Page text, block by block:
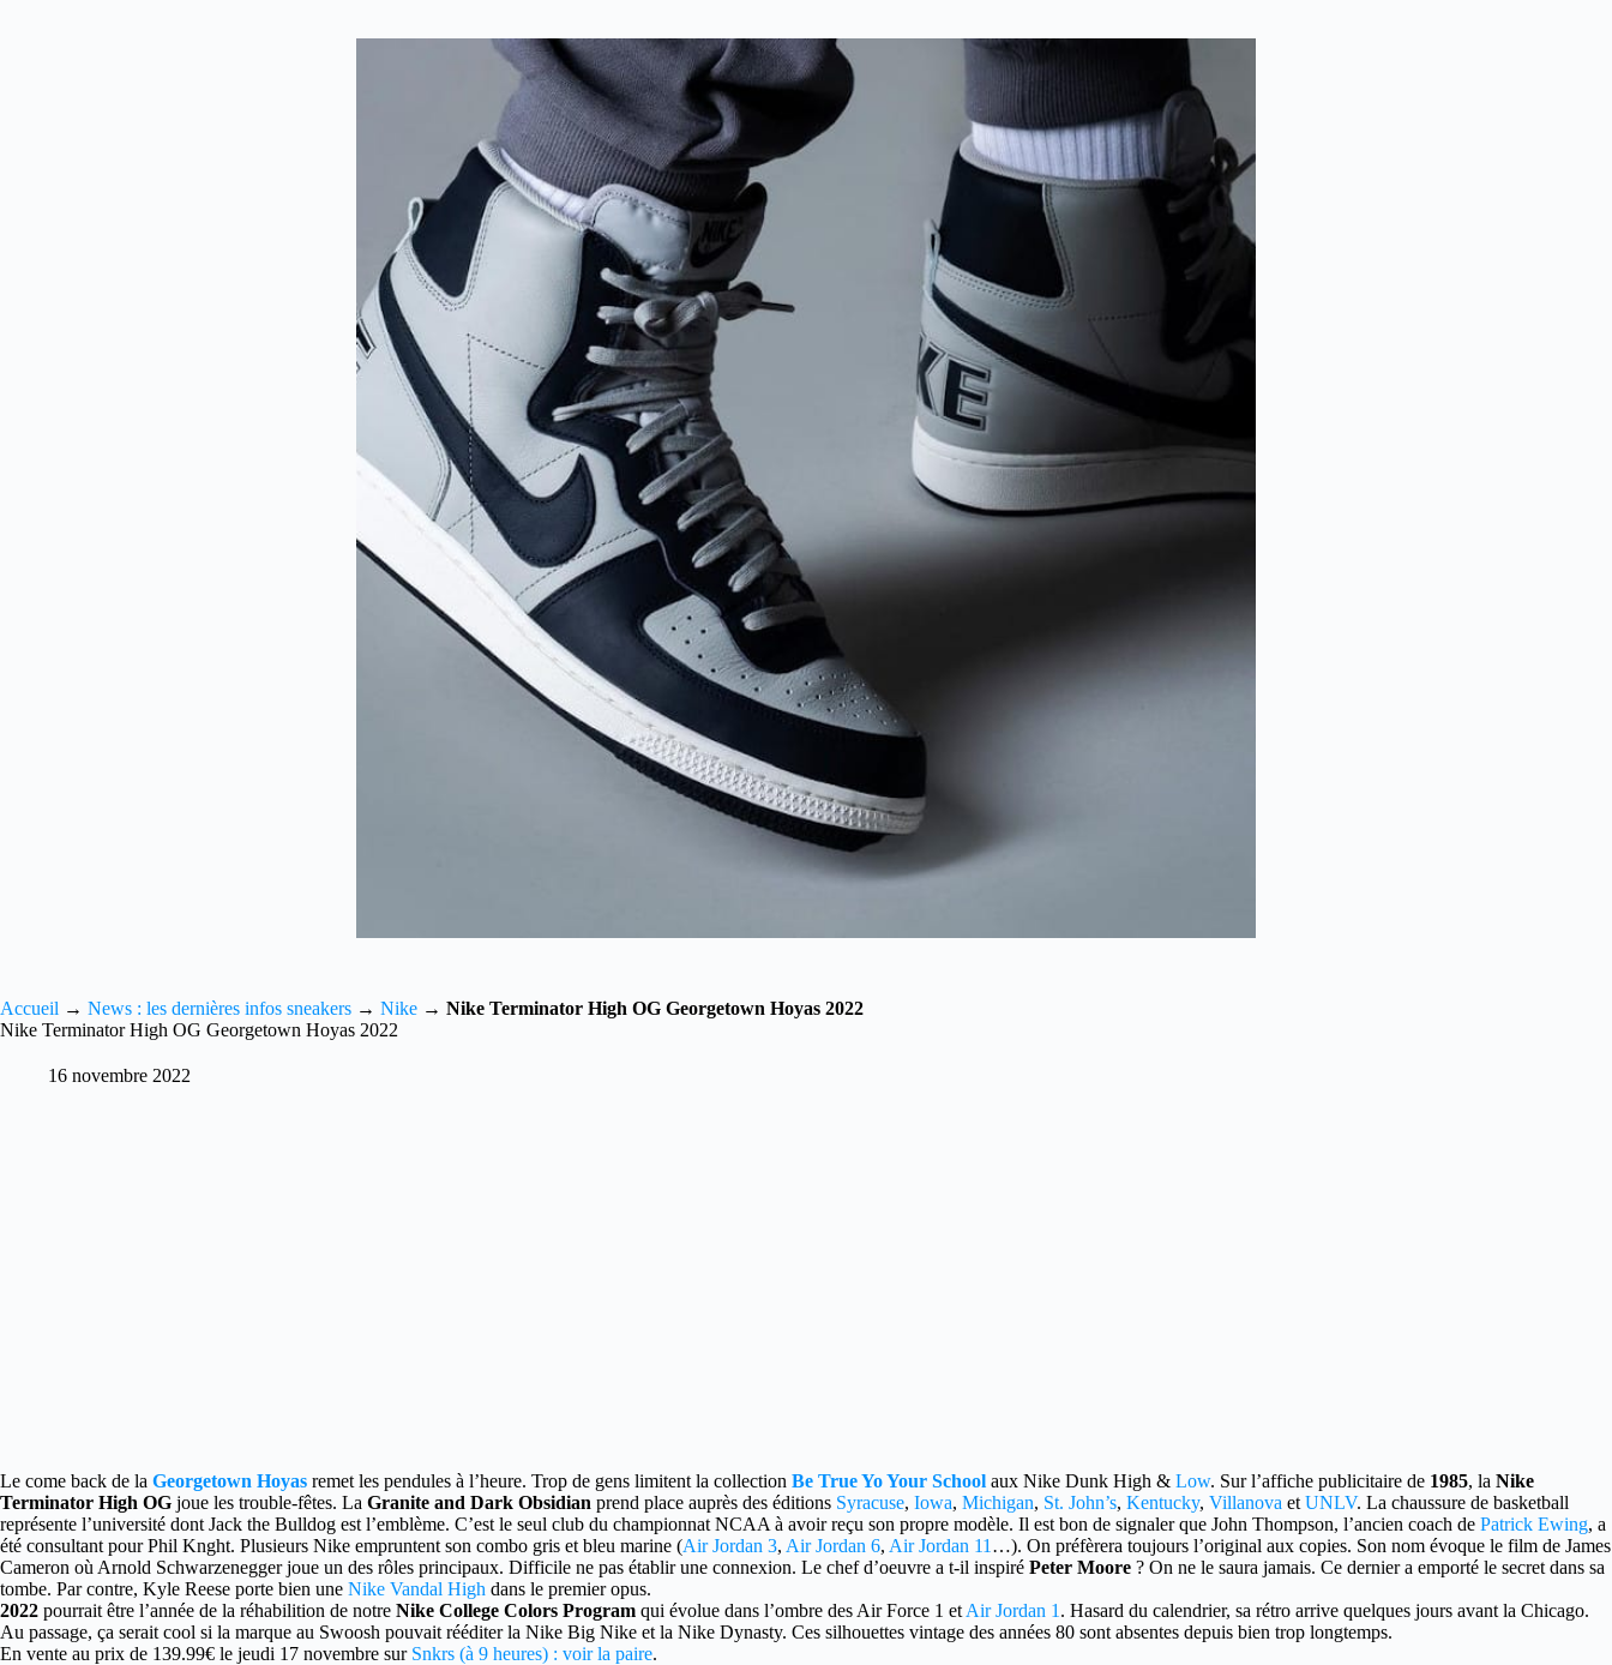
Accueil → News : les dernières infos sneakers → Nike → Nike Terminator High OG Georgetown Hoyas 2022
Nike Terminator High OG Georgetown Hoyas 2022
16 novembre 2022
Le come back de la Georgetown Hoyas remet les pendules à l’heure. Trop de gens limitent la collection Be True Yo Your School aux Nike Dunk High & Low. Sur l’affiche publicitaire de 1985, la Nike
Terminator High OG joue les trouble-fêtes. La Granite and Dark Obsidian prend place auprès des éditions Syracuse, Iowa, Michigan, St. John’s, Kentucky, Villanova et UNLV. La chaussure de basketball
représente l’université dont Jack the Bulldog est l’emblème. C’est le seul club du championnat NCAA à avoir reçu son propre modèle. Il est bon de signaler que John Thompson, l’ancien coach de Patrick Ewing, a
été consultant pour Phil Knght. Plusieurs Nike empruntent son combo gris et bleu marine (Air Jordan 3, Air Jordan 6, Air Jordan 11 …). On préfèrera toujours l’original aux copies. Son nom évoque le film de James
Cameron où Arnold Schwarzenegger joue un des rôles principaux. Difficile ne pas établir une connexion. Le chef d’oeuvre a t-il inspiré Peter Moore ? On ne le saura jamais. Ce dernier a emporté le secret dans sa
tombe. Par contre, Kyle Reese porte bien une Nike Vandal High dans le premier opus.
2022 pourrait être l’année de la réhabilition de notre Nike College Colors Program qui évolue dans l’ombre des Air Force 1 et Air Jordan 1 . Hasard du calendrier, sa rétro arrive quelques jours avant la Chicago.
Au passage, ça serait cool si la marque au Swoosh pouvait rééditer la Nike Big Nike et la Nike Dynasty. Ces silhouettes vintage des années 80 sont absentes depuis bien trop longtemps.
En vente au prix de 139.99€ le jeudi 17 novembre sur Snkrs (à 9 heures) : voir la paire.